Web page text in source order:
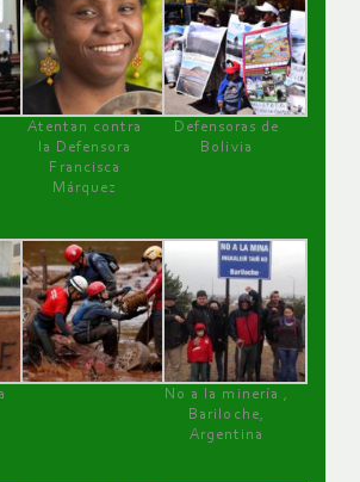
Atentan contra
la Defensora
Francisca
Márquez
Defensoras de
Bolivia
No a la minería ,
Bariloche,
Argentina